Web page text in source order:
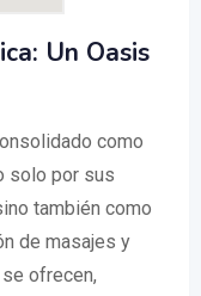
Un Oasis
como
solo por sus
también como
de masajes y
ofrecen,